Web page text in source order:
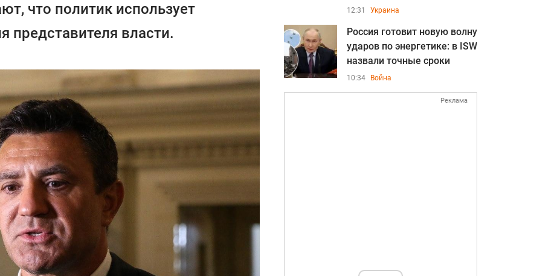
что политик использует
представителя власти.
12:31 Украина
Россия готовит новую волну
ударов по энергетике: в ISW
назвали точные сроки
10:34 Война
Реклама